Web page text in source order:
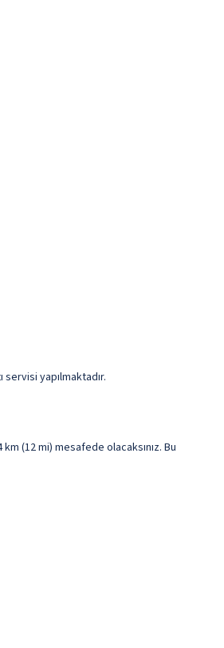
yapılmaktadır.
(12 mi) mesafede olacaksınız. Bu